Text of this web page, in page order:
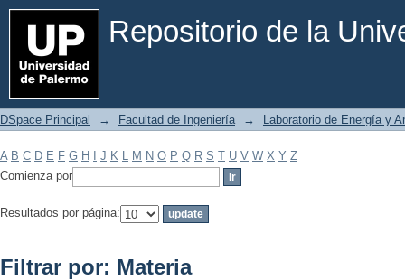
Repositorio de la
Filtrar por: Materia
DSpace Principal → Facultad de Ingeniería → Laboratorio de Energía y
A B C D E F G H J K L M N O P Q R S T U V W X Y Z
Comienza por
Resultados por página:
Filtrar por: Materia